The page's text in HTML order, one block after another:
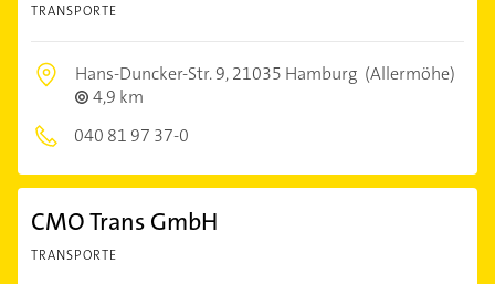
TRANSPORTE
Hans-Duncker-Str. 9,21035 Hamburg (Allermöhe)
4,9 km
040 81 97 37-0
CMO Trans GmbH
TRANSPORTE